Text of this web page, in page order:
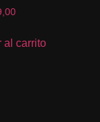
al carrito